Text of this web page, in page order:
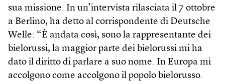
sua missione. In un’intervista rilasciata il 7 ottobre
a Berlino, ha detto al corrispondente di Deutsche
Welle: “È andata così, sono la rappresentante dei
bielorussi, la maggior parte dei bielorussi mi ha
dato il diritto di parlare a suo nome. In Europa mi
accolgono come accolgono il popolo bielorusso.